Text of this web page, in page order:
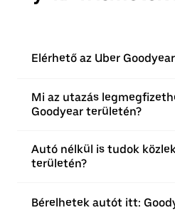
Elérhető az Uber
Mi az utazás
Goodyear területén?
Autó nélkül is tudok
területén?
Bérelhetek autót itt: